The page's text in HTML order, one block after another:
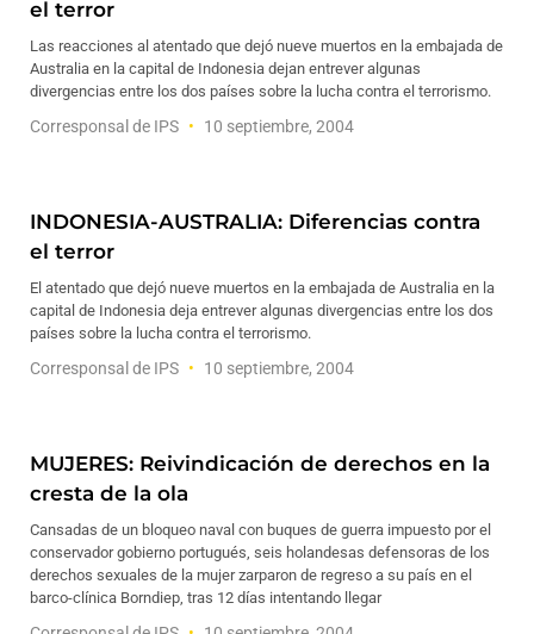
el terror
Las reacciones al atentado que dejó nueve muertos en la embajada de
Australia en la capital de Indonesia dejan entrever algunas
divergencias entre los dos países sobre la lucha contra el terrorismo.
Corresponsal de IPS 10 septiembre, 2004
INDONESIA-AUSTRALIA: Diferencias contra
el terror
El atentado que dejó nueve muertos en la embajada de Australia en la
capital de Indonesia deja entrever algunas divergencias entre los dos
países sobre la lucha contra el terrorismo.
Corresponsal de IPS 10 septiembre, 2004
MUJERES: Reivindicación de derechos en la
cresta de la ola
Cansadas de un bloqueo naval con buques de guerra impuesto por el
conservador gobierno portugués, seis holandesas defensoras de los
derechos sexuales de la mujer zarparon de regreso a su país en el
barco-clínica Borndiep, tras 12 días intentando llegar